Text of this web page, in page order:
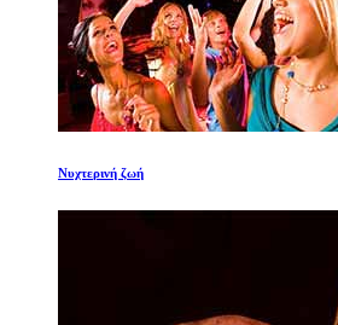
Νυχτερινή ζωή